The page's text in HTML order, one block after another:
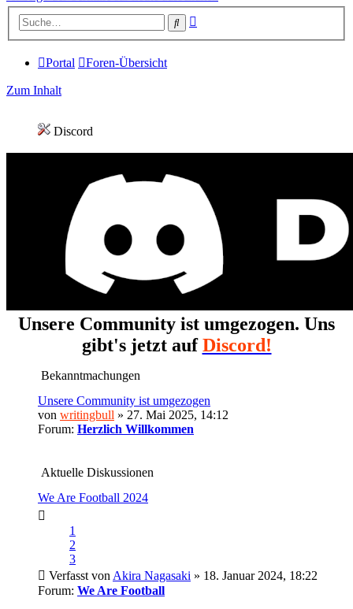
Suche
Portal Foren-Übersicht
Zum Inhalt
Discord
Unsere Community ist umgezogen. Uns
gibt's jetzt aufDiscord!
Bekanntmachungen
Unsere Community ist umgezogen
von writingbull » 27. Mai 2025, 14:12
Forum: Herzlich Willkommen
Aktuelle Diskussionen
We Are Football 2024
1
2
3
Verfasst von Akira Nagasaki » 18. Januar 2024, 18:22
Forum: We Are Football